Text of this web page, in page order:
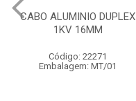
CABO ALUMINIO DUPLEX
1KV 16MM
Código: 22271
Embalagem: MT/01